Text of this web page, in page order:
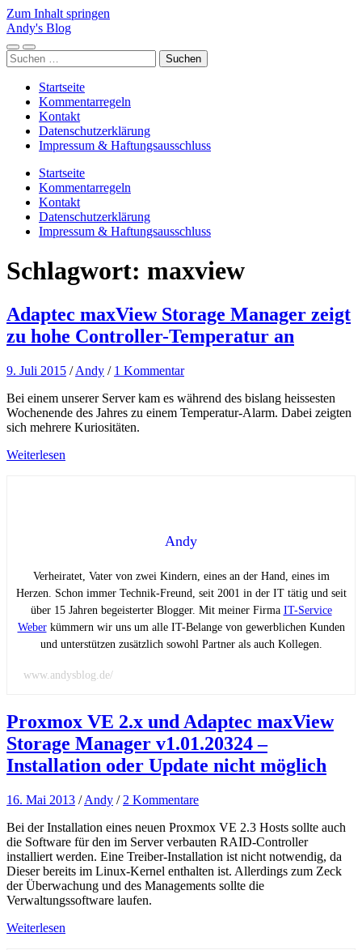
Zum Inhalt springen
Andy's Blog
Mobile-
Menü
Suchfeld
ein-/ausblenden
Suchen
nach:
Startseite
Kommentarregeln
Kontakt
Datenschutzerklärung
Impressum & Haftungsausschluss
Startseite
Kommentarregeln
Kontakt
Datenschutzerklärung
Impressum & Haftungsausschluss
Schlagwort: maxview
Adaptec maxView Storage Manager zeigt
zu hohe Controller-Temperatur an
9. Juli 2015 /Andy / 1 Kommentar
Bei einem unserer Server kam es während des bislang heissesten
Wochenende des Jahres zu einem Temperatur-Alarm. Dabei zeigten
sich mehrere Kuriositäten.
Weiterlesen
Andy
Verheiratet, Vater von zwei Kindern, eines an der Hand, eines im
Herzen. Schon immer Technik-Freund, seit 2001 in der IT tätig und seit
über 15 Jahren begeisterter Blogger. Mit meiner Firma IT-Service
Weberkümmern wir uns um alle IT-Belange von gewerblichen Kunden
und unterstützen zusätzlich sowohl Partner als auch Kollegen.
www.andysblog.de/
Proxmox VE 2.x und Adaptec maxView
Storage Manager v1.01.20324 –
Installation oder Update nicht möglich
16. Mai 2013 /Andy / 2 Kommentare
Bei der Installation eines neuen Proxmox VE 2.3 Hosts sollte auch
die Software für den im Server verbauten RAID-Controller
installiert werden. Eine Treiber-Installation ist nicht notwendig, da
Dieser bereits im Linux-Kernel enthalten ist. Allerdings zum Zeck
der Überwachung und des Managements sollte die
Verwaltungssoftware laufen.
Weiterlesen